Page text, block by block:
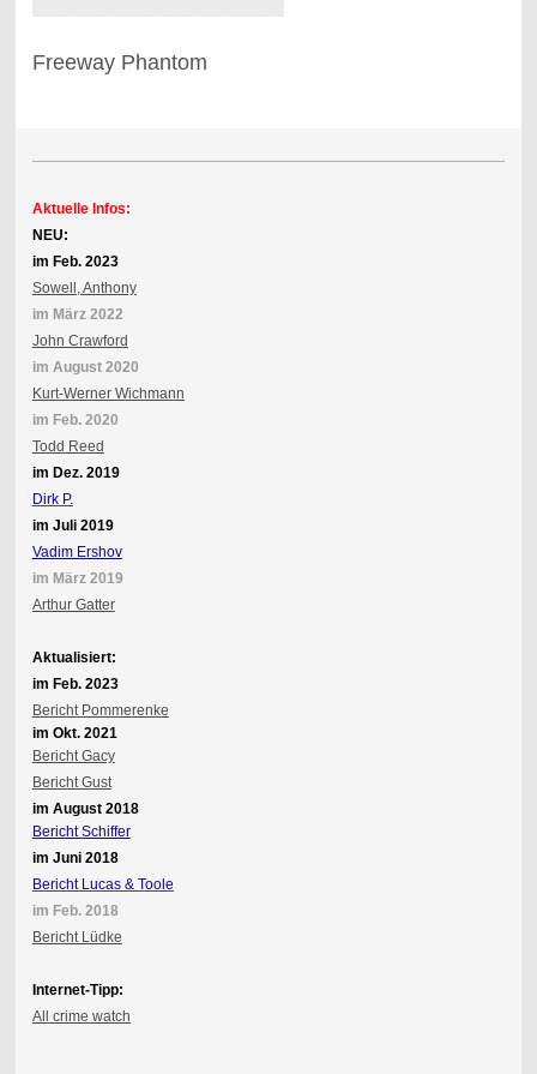
Freeway Phantom
Aktuelle Infos:
NEU:
im Feb. 2023
Sowell, Anthony
im März 2022
John Crawford
im August 2020
Kurt-Werner Wichmann
im Feb. 2020
Todd Reed
im Dez. 2019
Dirk P.
im Juli 2019
Vadim Ershov
im März 2019
Arthur Gatter
Aktualisiert:
im Feb. 2023
Bericht Pommerenke
im Okt. 2021
Bericht Gacy
Bericht Gust
im August 2018
Bericht Schiffer
im Juni 2018
Bericht Lucas & Toole
im Feb. 2018
Bericht Lüdke
Internet-Tipp:
All crime watch